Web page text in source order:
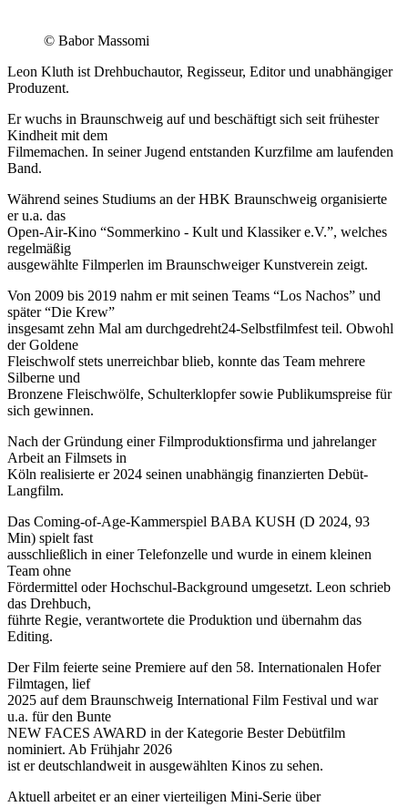
© Babor Massomi
Leon Kluth ist Drehbuchautor, Regisseur, Editor und unabhängiger
Produzent.
Er wuchs in Braunschweig auf und beschäftigt sich seit frühester
Kindheit mit dem
Filmemachen. In seiner Jugend entstanden Kurzfilme am laufenden
Band.
Während seines Studiums an der HBK Braunschweig organisierte
er u.a. das
Open-Air-Kino “Sommerkino - Kult und Klassiker e.V.”, welches
regelmäßig
ausgewählte Filmperlen im Braunschweiger Kunstverein zeigt.
Von 2009 bis 2019 nahm er mit seinen Teams “Los Nachos” und
später “Die Krew”
insgesamt zehn Mal am durchgedreht24-Selbstfilmfest teil. Obwohl
der Goldene
Fleischwolf stets unerreichbar blieb, konnte das Team mehrere
Silberne und
Bronzene Fleischwölfe, Schulterklopfer sowie Publikumspreise für
sich gewinnen.
Nach der Gründung einer Filmproduktionsfirma und jahrelanger
Arbeit an Filmsets in
Köln realisierte er 2024 seinen unabhängig finanzierten Debüt-
Langfilm.
Das Coming-of-Age-Kammerspiel BABA KUSH (D 2024, 93
Min) spielt fast
ausschließlich in einer Telefonzelle und wurde in einem kleinen
Team ohne
Fördermittel oder Hochschul-Background umgesetzt. Leon schrieb
das Drehbuch,
führte Regie, verantwortete die Produktion und übernahm das
Editing.
Der Film feierte seine Premiere auf den 58. Internationalen Hofer
Filmtagen, lief
2025 auf dem Braunschweig International Film Festival und war
u.a. für den Bunte
NEW FACES AWARD in der Kategorie Bester Debütfilm
nominiert. Ab Frühjahr 2026
ist er deutschlandweit in ausgewählten Kinos zu sehen.
Aktuell arbeitet er an einer vierteiligen Mini-Serie über